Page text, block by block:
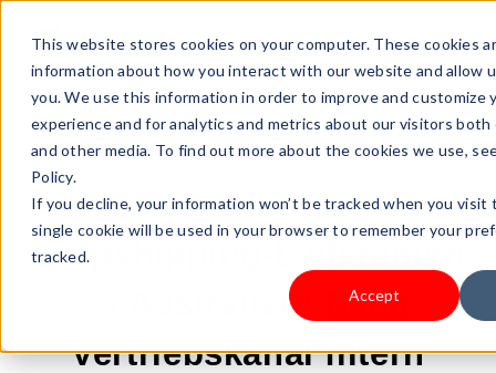
This website stores cookies on your computer. These cookies
information about how you interact with our website and allow
you. We use this information in order to improve and customize
experience and for analytics and metrics about our visitors
and other media. To find out more about the cookies we use,
Policy.
If you decline, your information won’t be tracked when you visit
single cookie will be used in your browser to remember your
tracked.
Accept
07.07.2026 09:00:03 | DROPSHIPPING
So finden Sie
Dropshipping-Lieferanten
in Australien: Nach
Vertriebskanal filtern